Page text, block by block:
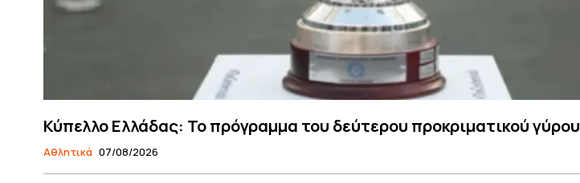
Κύπελλο Ελλάδας: Το πρόγραμμα του δεύτερου προκριματικού γύρου
Αθλητικά 07/08/2026